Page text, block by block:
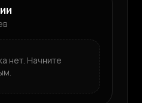
нет. Начните